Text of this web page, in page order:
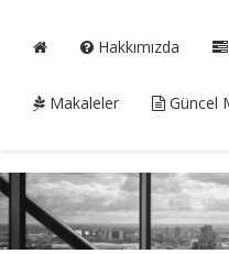
Hakkımızda
Makaleler Güncel